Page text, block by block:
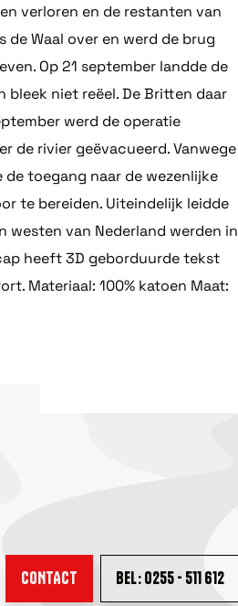
verloren en de restanten van
Waal over en werd de brug
Op 21 september landde de
niet reëel. De Britten daar
werd de operatie
de rivier geëvacueerd. Vanwege
toegang naar de wezenlijke
te bereiden. Uiteindelijk leidde
westen van Nederland werden in
heeft 3D geborduurde tekst
Materiaal: 100% katoen Maat:
CONTACT BEL: 0255 - 511 612